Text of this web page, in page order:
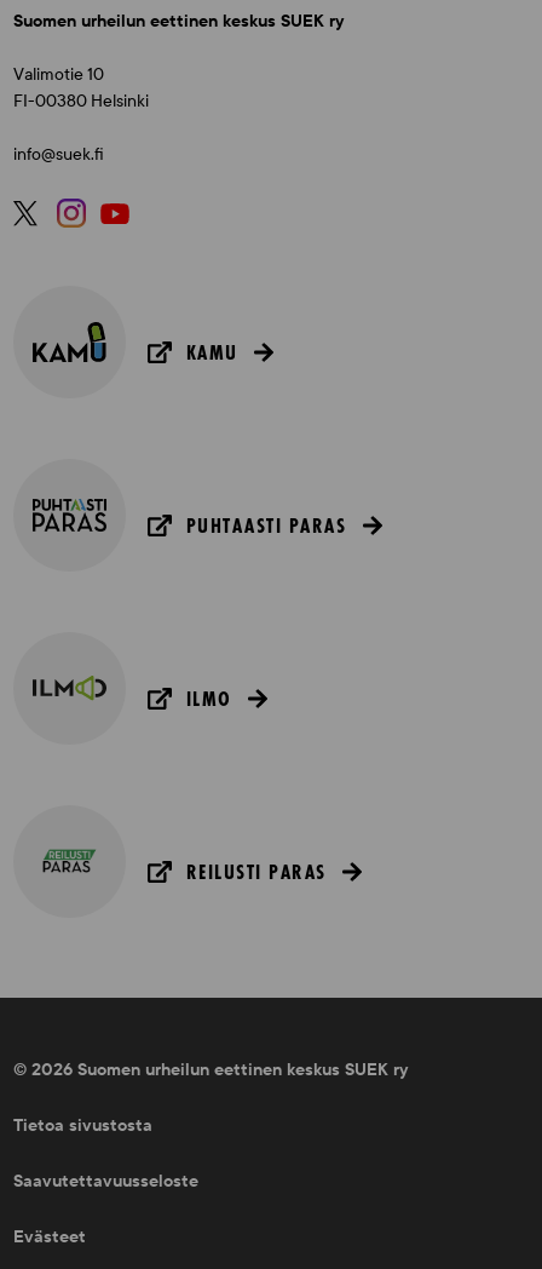
Suomen urheilun eettinen keskus SUEK ry
Valimotie 10
FI-00380 Helsinki
info@suek.fi
KAMU
PUHTAASTI PARAS
ILMO
REILUSTI PARAS
© 2026 Suomen urheilun eettinen keskus SUEK ry
Tietoa sivustosta
Saavutettavuusseloste
Evästeet